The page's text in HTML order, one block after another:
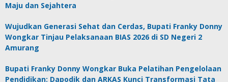
Maju dan Sejahtera
Wujudkan Generasi Sehat dan Cerdas, Bupati Franky Donny
Wongkar Tinjau Pelaksanaan BIAS 2026 di SD Negeri 2
Amurang
Bupati Franky Donny Wongkar Buka Pelatihan Pengelolaan
Pendidikan: Dapodik dan ARKAS Kunci Transformasi Tata